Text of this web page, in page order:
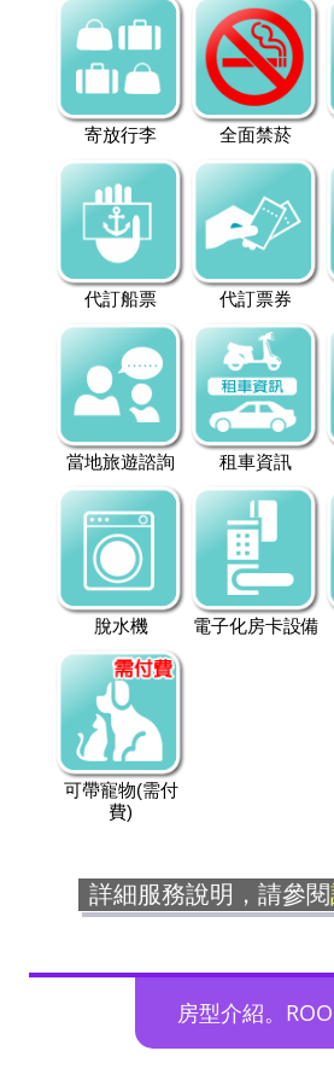
寄放行李 全面禁菸
代訂船票 代訂票券
當地旅遊諮詢 租車資訊
脫水機 電子化房卡設備
可帶寵物(需付
費)
詳細服務說明，請參閱
房型介紹。